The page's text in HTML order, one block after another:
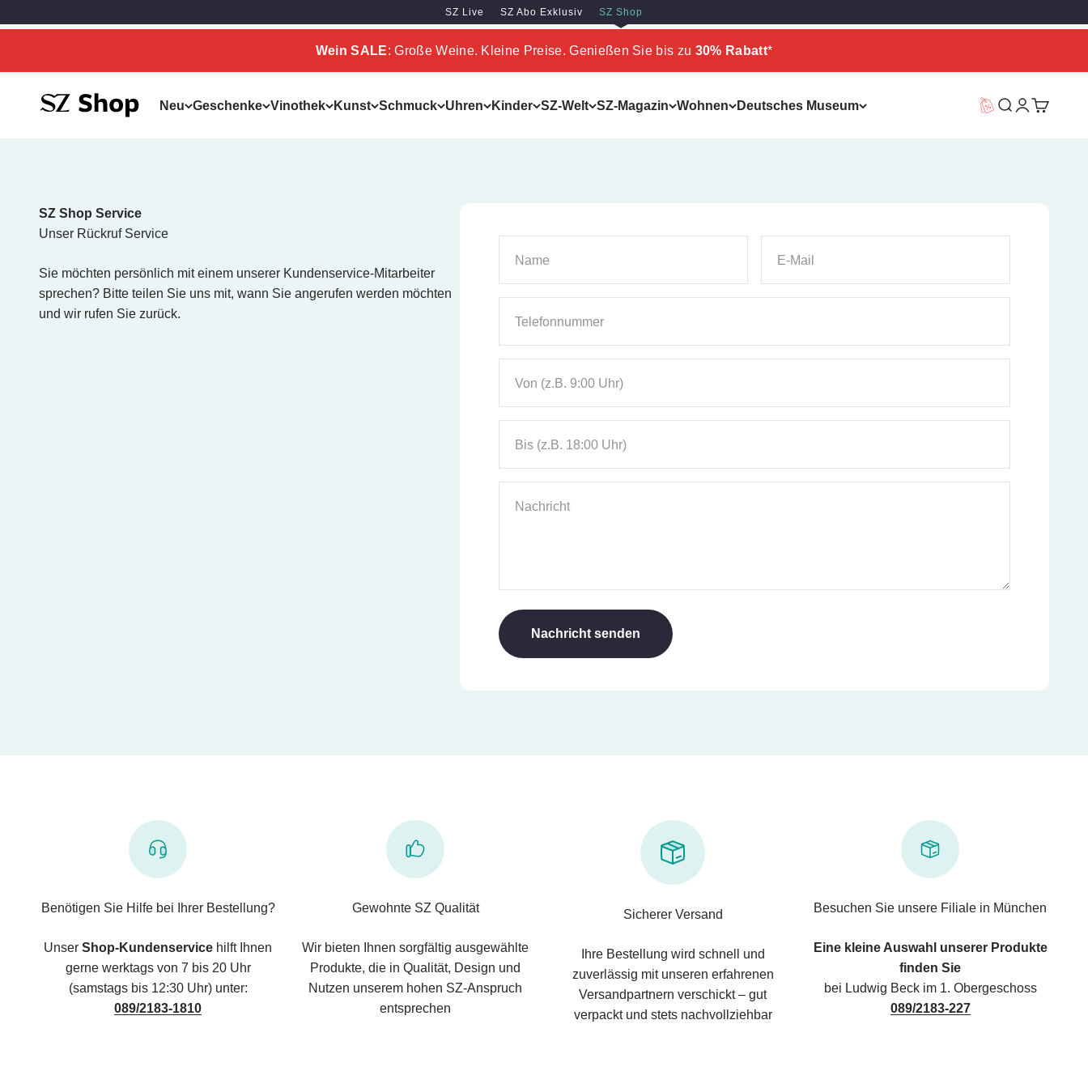
SZ Live SZ Abo Exklusiv SZ Shop
Wein SALE: Große Weine. Kleine Preise. Genießen Sie bis zu 30% Rabatt*
Neu Geschenke Vinothek Kunst Schmuck Uhren Kinder SZ-Welt SZ-Magazin Wohnen Deutsches Museum
SZ Erleben Vorteilswelt
Suche
SZ Shop Service
Unser Rückruf Service
Sie möchten persönlich mit einem unserer Kundenservice-Mitarbeiter
sprechen? Bitte teilen Sie uns mit, wann Sie angerufen werden möchten
und wir rufen Sie zurück.
Name E-Mail
Telefonnummer
Von (z.B. 9:00 Uhr)
Bis (z.B. 18:00 Uhr)
Nachricht
Nachricht senden
Benötigen Sie Hilfe bei Ihrer Bestellung?
Unser Shop-Kundenservice hilft Ihnen
gerne werktags von 7 bis 20 Uhr
(samstags bis 12:30 Uhr) unter:
089/2183-1810
Gewohnte SZ Qualität
Wir bieten Ihnen sorgfältig ausgewählte
Produkte, die in Qualität, Design und
Nutzen unserem hohen SZ-Anspruch
entsprechen
Sicherer Versand
Ihre Bestellung wird schnell und
zuverlässig mit unseren erfahrenen
Versandpartnern verschickt – gut
verpackt und stets nachvollziehbar
Besuchen Sie unsere Filiale in München
Eine kleine Auswahl unserer Produkte
finden Sie
bei Ludwig Beck im 1. Obergeschoss
089/2183-227